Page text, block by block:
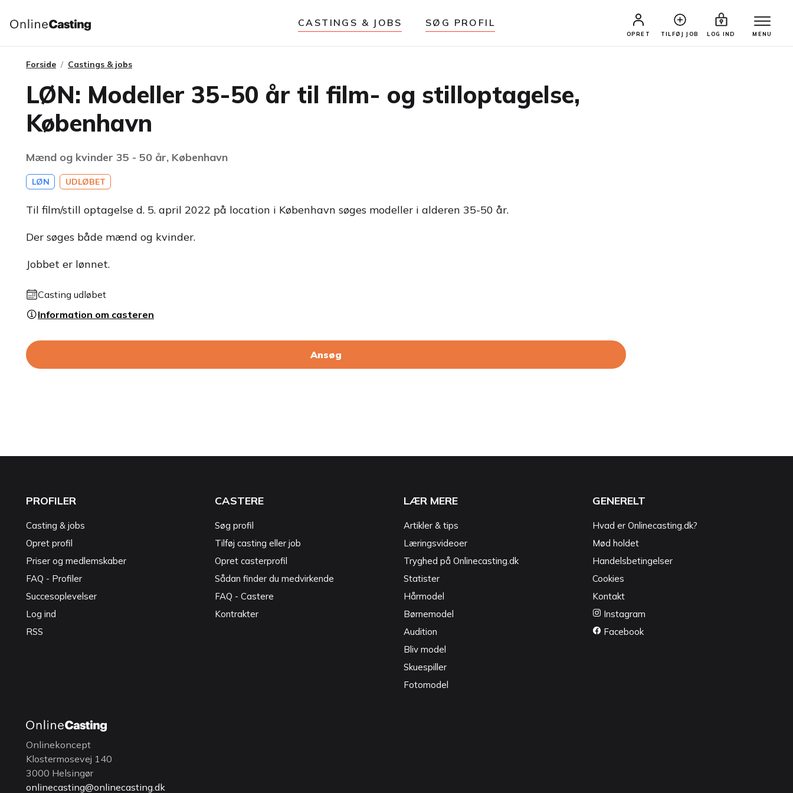
CASTINGS & JOBS SØG PROFIL
OPRET TILFØJ JOB LOG IND MENU
Forside Castings & jobs
LØN: Modeller 35-50 år til film- og stilloptagelse,
København
Mænd og kvinder 35 - 50 år, København
LØN UDLØBET
Til film/still optagelse d. 5. april 2022 på location i København søges modeller i alderen 35-50 år.
Der søges både mænd og kvinder.
Jobbet er lønnet.
Casting udløbet
Information om casteren
Ansøg
PROFILER
Casting & jobs
Opret profil
Priser og medlemskaber
FAQ - Profiler
Succesoplevelser
Log ind
RSS
CASTERE
Søg profil
Tilføj casting eller job
Opret casterprofil
Sådan finder du medvirkende
FAQ - Castere
Kontrakter
LÆR MERE
Artikler & tips
Læringsvideoer
Tryghed på Onlinecasting.dk
Statister
Hårmodel
Børnemodel
Audition
Bliv model
Skuespiller
Fotomodel
GENERELT
Hvad er Onlinecasting.dk?
Mød holdet
Handelsbetingelser
Cookies
Kontakt
Instagram
Facebook
Onlinekoncept
Klostermosevej 140
3000 Helsingør
onlinecasting@onlinecasting.dk